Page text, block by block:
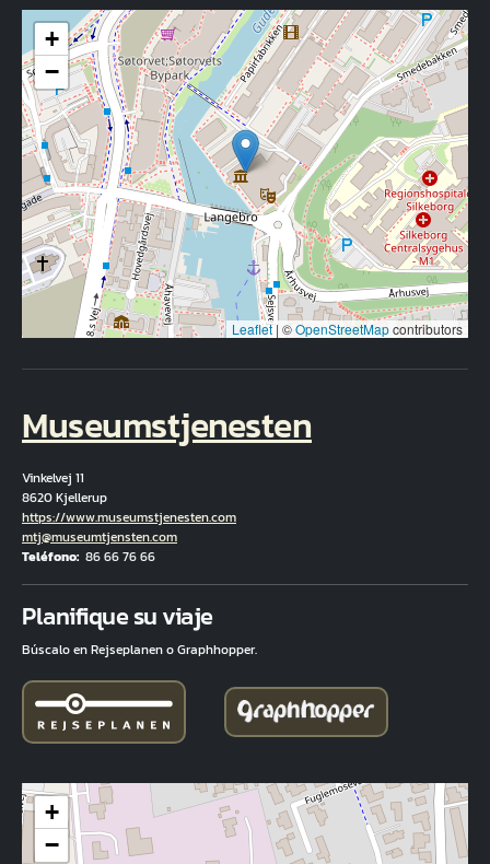
+
−
Leaflet | ©OpenStreetMapcontributors
Museumstjenesten
Vinkelvej 11
8620 Kjellerup
Hjemmeside
https://www.museumstjenesten.com
Correo electrónico
mtj@museumtjensten.com
Teléfono 86 66 76 66
Planifique su viaje
Búscalo en Rejseplanen o Graphhopper.
+
−